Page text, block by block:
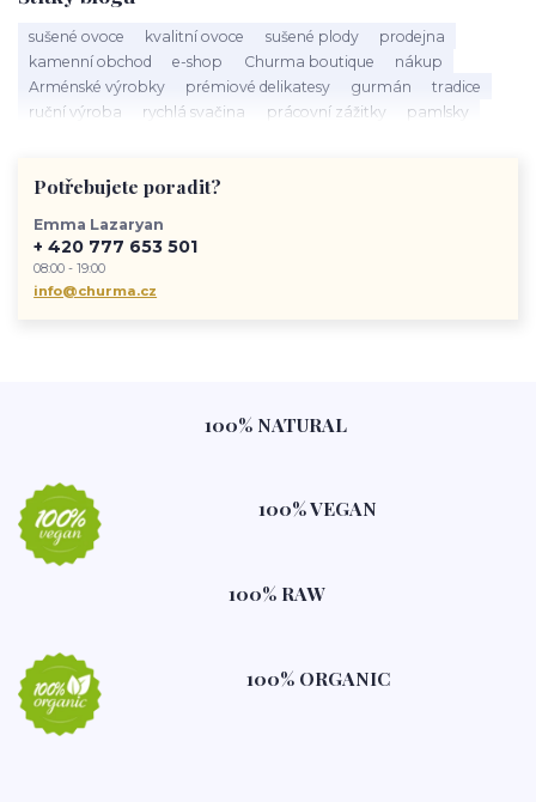
sušené ovoce kvalitní ovoce sušené plody
prodejna
kamenní obchod
e-shop Churma boutique
nákup
Arménské výrobky
prémiové delikatesy gurmán
tradice
ruční výroba
rychlá svačina prácovní zážitky
pamlsky
Potřebujete poradit?
Emma Lazaryan
+ 420 777 653 501
08:00 - 19:00
info@churma.cz
100% NATURAL
100% VEGAN
100% RAW
100% ORGANIC